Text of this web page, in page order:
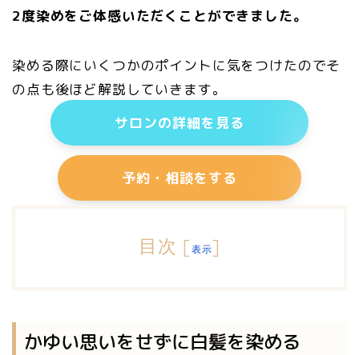
2度染めをご体感いただくことができました。
染める際にいくつかのポイントに気をつけたのでそ
の点も後ほど解説していきます。
サロンの詳細を見る
予約・相談をする
目次 [ 表示]
かゆい思いをせずに白髪を染める